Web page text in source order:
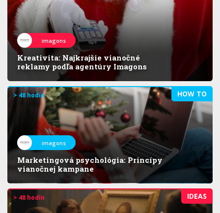
imagons
Kreativita: Najkrajšie vianočné
reklamy podľa agentúry Imagons
HOW TO
> 48 hodín
imagons
Marketingová psychológia: Princípy
vianočnej kampane
IDEAS
> 48 hodín